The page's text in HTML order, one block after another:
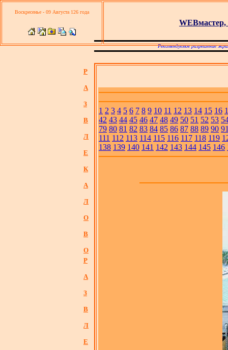
Воскресенье - 09 Августа 126 года
WEBмастер,
Р
А
З
В
Л
Е
К
А
Л
О
В
О
Р
А
З
В
Л
Е
Рекомендуемое разрешение
1 2 3 4 5 6 7 8 9 10 11 12 13 14 15 16
42 43 44 45 46 47 48 49 50 51 52 53
79 80 81 82 83 84 85 86 87 88 89 90
111 112 113 114 115 116 117 118 119
138 139 140 141 142 143 144 145 146